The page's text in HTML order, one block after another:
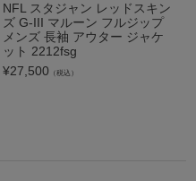
NFL スタジャン レッドスキン
ズ G-III マルーン フルジップ
メンズ 長袖 アウター ジャケ
ット 2212fsg
¥27,500 （税込）